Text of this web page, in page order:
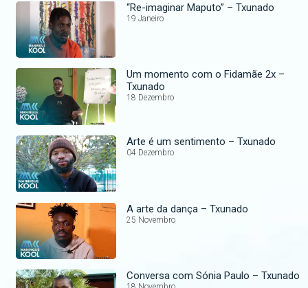
“Re-imaginar Maputo” – Txunado
19 Janeiro
Um momento com o Fidamãe 2x –
Txunado
18 Dezembro
Arte é um sentimento – Txunado
04 Dezembro
A arte da dança – Txunado
25 Novembro
Conversa com Sónia Paulo – Txunado